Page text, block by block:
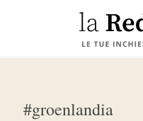
#groenlandia